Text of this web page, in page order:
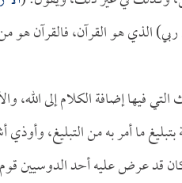
الذي هو القرآن، فالقرآن
فيها إضافة الكلام إلى الله،
ما أمر به من التبليغ،
قد عرض عليه أحد الدوسيين